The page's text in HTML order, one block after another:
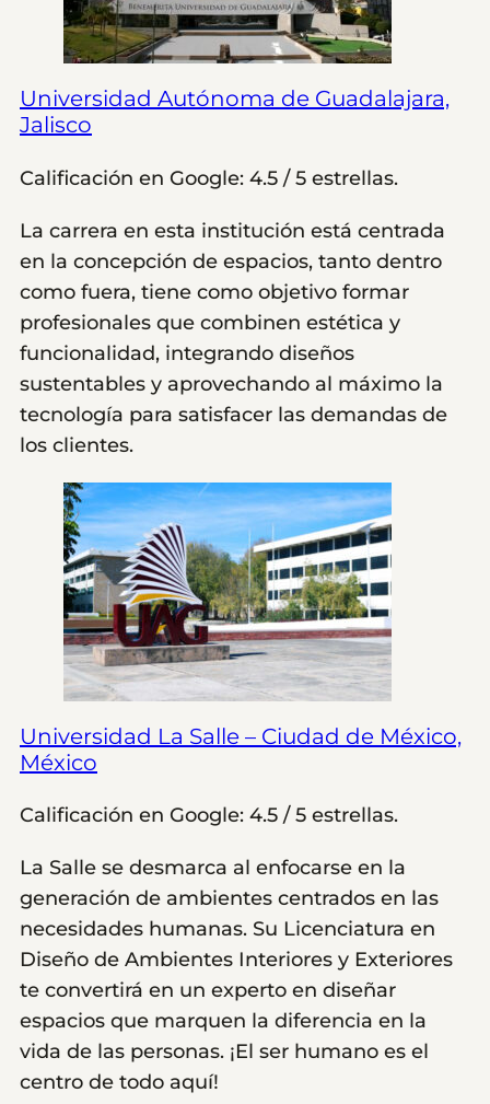
Universidad Autónoma de Guadalajara,
Jalisco
Calificación en Google: 4.5 / 5 estrellas.
La carrera en esta institución está centrada
en la concepción de espacios, tanto dentro
como fuera, tiene como objetivo formar
profesionales que combinen estética y
funcionalidad, integrando diseños
sustentables y aprovechando al máximo la
tecnología para satisfacer las demandas de
los clientes.
Universidad La Salle – Ciudad de México,
México
Calificación en Google: 4.5 / 5 estrellas.
La Salle se desmarca al enfocarse en la
generación de ambientes centrados en las
necesidades humanas. Su Licenciatura en
Diseño de Ambientes Interiores y Exteriores
te convertirá en un experto en diseñar
espacios que marquen la diferencia en la
vida de las personas. ¡El ser humano es el
centro de todo aquí!